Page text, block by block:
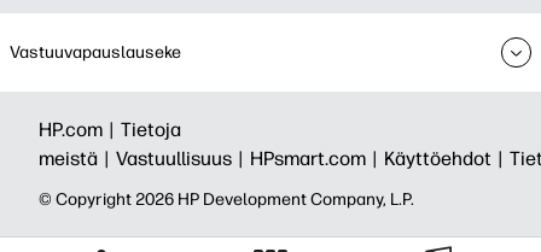
Vastuuvapauslauseke
HP.com | Tietoja
meistä | Vastuullisuus | HPsmart.com | Käyttöehdot |
© Copyright 2026 HP Development Company, L.P.